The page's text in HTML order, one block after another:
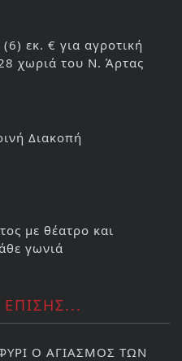
(6) εκ. € για αγροτική
χωριά του Ν. Άρτας
Διακοπή
με θέατρο και
γωνιά
Ο ΑΓΙΑΣΜΟΣ ΤΩΝ